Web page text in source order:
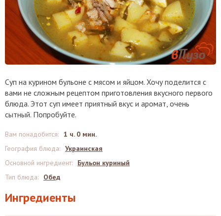
Суп на курином бульоне с мясом и яйцом. Хочу поделится с
вами не сложным рецептом приготовления вкусного первого
блюда. Этот суп имеет приятный вкус и аромат, очень
сытный. Попробуйте.
Ингредиенты
Вам понадобится: 1 ч. 0 мин.
География блюда: Украинская
Основной ингредиент:
Бульон куриный
Тип блюда: Обед